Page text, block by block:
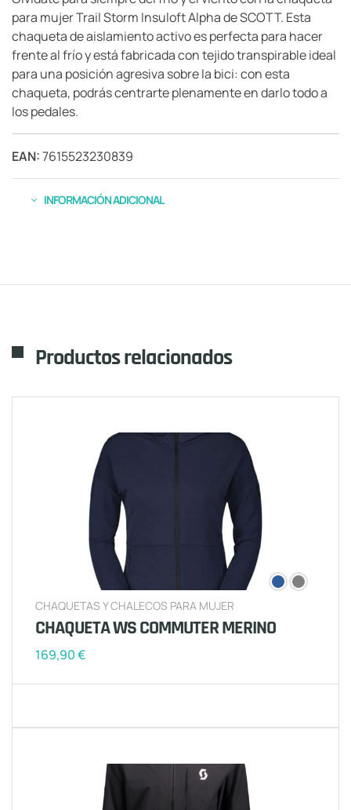
para mujer Trail Storm Insuloft Alpha de SCOTT. Esta
chaqueta de aislamiento activo es perfecta para hacer
frente al frío y está fabricada con tejido transpirable ideal
para una posición agresiva sobre la bici: con esta
chaqueta, podrás centrarte plenamente en darlo todo a
los pedales.
EAN:7615523230839
INFORMACIÓN ADICIONAL
Productos relacionados
CHAQUETAS Y CHALECOS PARA MUJER
CHAQUETA WS COMMUTER MERINO
169,90€